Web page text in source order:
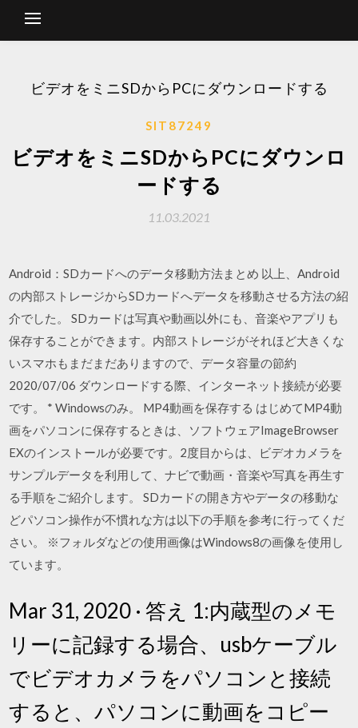
ビデオをミニSDからPCにダウンロードする
SIT87249
ビデオをミニSDからPCにダウンロ
ードする
11.03.2021
Android：SDカードへのデータ移動方法まとめ 以上、Android
の内部ストレージからSDカードへデータを移動させる方法の紹
介でした。 SDカードは写真や動画以外にも、音楽やアプリも
保存することができます。内部ストレージがそれほど大きくな
いスマホもまだまだありますので、データ容量の節約
2020/07/06 ダウンロードする際、インターネット接続が必要
です。 * Windowsのみ。 MP4動画を保存する はじめてMP4動
画をパソコンに保存するときは、ソフトウェアImageBrowser
EXのインストールが必要です。2度目からは、ビデオカメラを
サンプルデータを利用して、ナビで動画・音楽や写真を再生す
る手順をご紹介します。 SDカードの開き方やデータの移動な
どパソコン操作が不慣れな方は以下の手順を参考に行ってくだ
さい。 ※フォルダなどの使用画像はWindows8の画像を使用し
ています。
Mar 31, 2020 · 答え 1:内蔵型のメモ
リーに記録する場合、usbケーブル
でビデオカメラをパソコンと接続
すると、パソコンに動画をコピー